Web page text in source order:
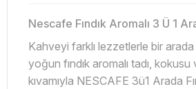
Nescafe Fındık Aromalı 3 Ü 1
Kahveyi farklı lezzetlerle bir
yoğun fındık aromalı tadı,
kıvamıyla NESCAFE 3ü1 Arada